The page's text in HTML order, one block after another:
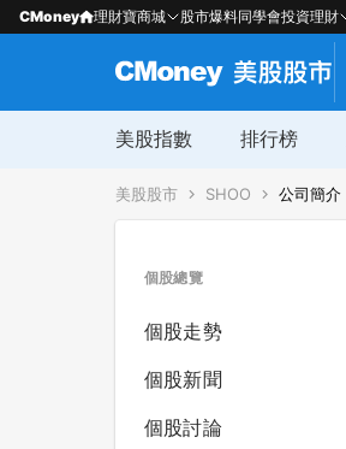
CMoney 理財寶商城 股市爆料同學會投資理財
美股指數 排行榜
美股股市 SHOO 公司簡介
個股總覽
個股走勢
個股新聞
個股討論